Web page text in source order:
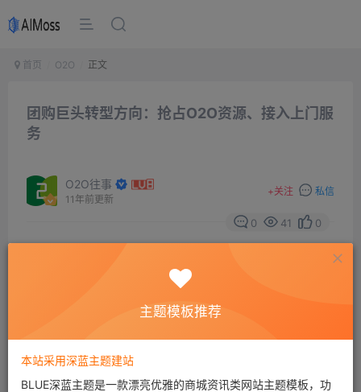
首页 O2O 正文
团购巨头转型方向：抢占O2O资源、接入上门服
务
O2O往事
11年前更新
+关注 私信
0 41 0
O2O概念的兴起，让昔日的团购巨头顺势抓住了这根救命
窝团成为最后的胜出者。但昔日的团购巨头已开始撕下团
购的标签转型生活服务类平台。抢占O2O企业资源、接入
主题模板推荐
本站采用深蓝主题建站
BLUE深蓝主题是一款漂亮优雅的商城资讯类网站主题模板，功